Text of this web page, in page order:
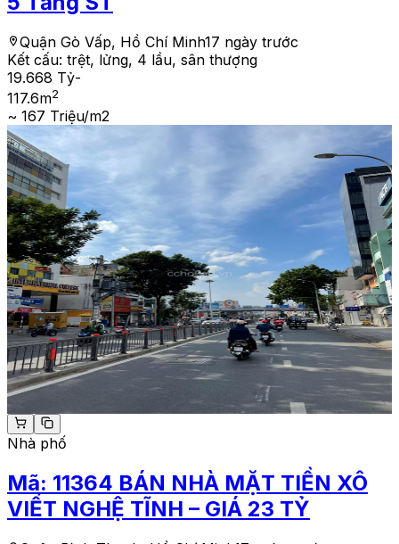
Quận Gò Vấp, Hồ Chí Minh17 ngày trước
Kết cấu: trệt, lửng, 4 lầu, sân thượng
19.668 Tỷ-
117.6m2
~ 167 Triệu/m2
Nhà phố
Mã: 11364 BÁN NHÀ MẶT TIỀN XÔ
VIẾT NGHỆ TĨNH – GIÁ 23 TỶ